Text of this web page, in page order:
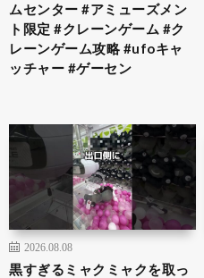
ムセンター #アミューズメン
ト限定 #クレーンゲーム #ク
レーンゲーム攻略 #ufoキャ
ッチャー #ゲーセン
2026.08.08
黒すぎるミャクミャクを取っ